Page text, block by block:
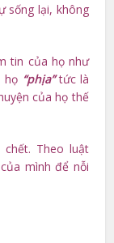
sống lại, không
tin của họ như
họ “phịa”tức là
của họ thế
Theo luật
mình để nỗi